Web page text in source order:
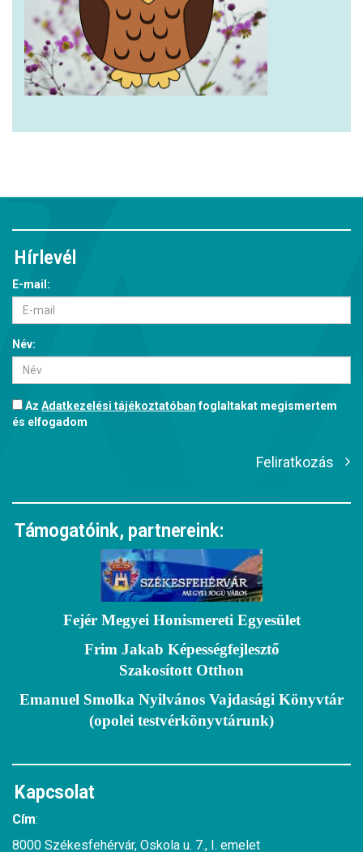
Hírlevél
E-mail:
Név:
Az Adatkezelési tájékoztatóbanfoglaltakat megismertem
és elfogadom
Feliratkozás
Támogatóink, partnereink:
Fejér Megyei Honismereti Egyesület
Frim Jakab Képességfejlesztő
Szakosított Otthon
Emanuel Smolka Nyilvános Vajdasági Könyvtár
(opolei testvérkönyvtárunk)
Kapcsolat
Cím:
8000 Székesfehérvár, Oskola u. 7., I. emelet